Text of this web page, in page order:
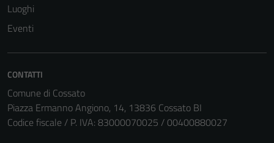
Luoghi
Eventi
CONTATTI
Comune di Cossato
Piazza Ermanno Angiono, 14, 13836 Cossato BI
Codice fiscale / P. IVA: 83000070025 / 00400880027
non raccolgono